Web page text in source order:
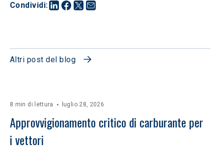
Condividi:
Altri post del blog
8 min di lettura luglio 28, 2026
Approvvigionamento critico di carburante per
i vettori